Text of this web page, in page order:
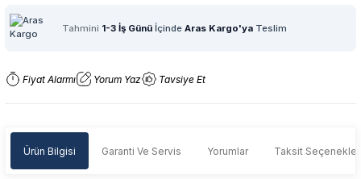
Tahmini 1-3 İş Günü İçinde Aras Kargo'ya Teslim
Fiyat Alarmı Yorum Yaz Tavsiye Et
Ürün Bilgisi Garanti Ve Servis Yorumlar Taksit